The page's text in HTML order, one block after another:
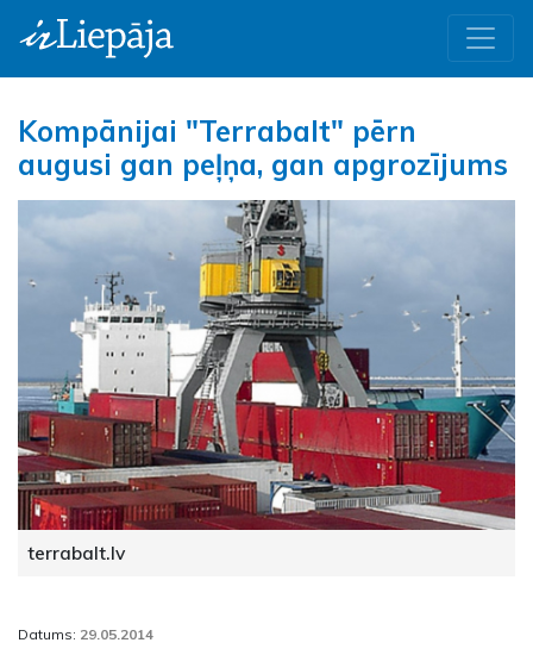
Kompānijai "Terrabalt" pērn
augusi gan peļņa, gan apgrozījums
terrabalt.lv
Datums: 29.05.2014